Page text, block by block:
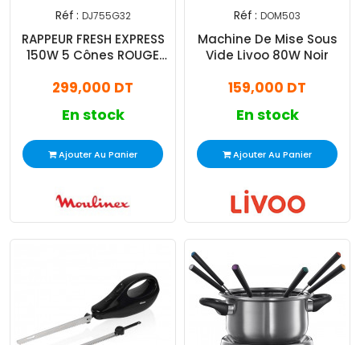
Web !
Réf : DJ755G32
RAPPEUR FRESH EXPRESS
150W 5 Cônes ROUGE
299,000 DT
En stock
Ajouter Au Panier
Réf : DOM503
Machine De Mise Sous
Vide Livoo 80W Noir
159,000 DT
En stock
Ajouter Au Panier